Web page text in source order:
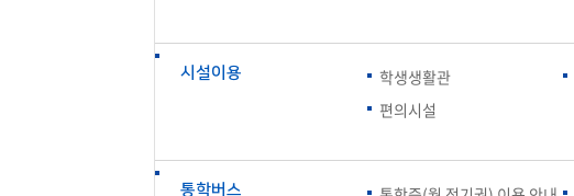
시설이용 학생생활관
편의시설
통학버스